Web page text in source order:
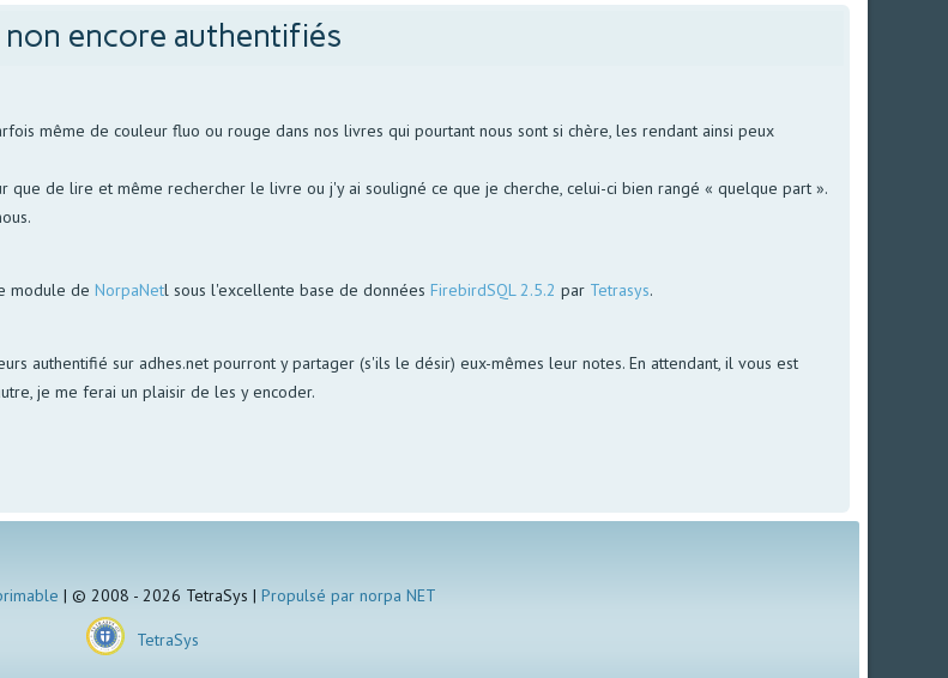
encore authentifiés
même de couleur fluo ou rouge dans nos livres qui pourtant nous sont si chère, les rendant ainsi peux
de lire et même rechercher le livre ou j'y ai souligné ce que je cherche, celui-ci bien rangé « quelque part ».
module deNorpaNetl sous l'excellente base de donnéesFirebirdSQL 2.5.2 par Tetrasys.
authentifié sur adhes.net pourront y partager (s'ils le désir) eux-mêmes leur notes. En attendant, il vous est
je me ferai un plaisir de les y encoder.
| © 2008 - 2026 TetraSys | Propulsé par norpa NET
TetraSys